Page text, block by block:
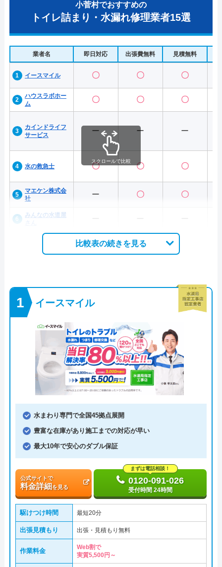
小菅村でおすすめの
トイレ詰まり・水漏れ修理業者15選
業者名 即日対応 出張費無料 見積無料
イースマイル 〇 〇 〇
ハウスラボホー
ム
〇 〇 〇
カインドライフ
サービス
ー ー ー
水の救急士 〇 〇 〇
マエケン株式会
社
ー 〇 〇
みんなの水道屋
スクロールで比較
比較表の続きを見る
イースマイル
水まわり専門で全国45拠点展開
豊富な在庫があり施工までの対応が早い
最大10年で安心のダブル保証
公式サイトで
料金詳細を見る
まずは電話相談！
0120-091-026
受付時間 24時間
駆けつけ時間 最短20分
出張見積もり 出張・見積もり無料
作業料金
Web割で
実質5,500円～